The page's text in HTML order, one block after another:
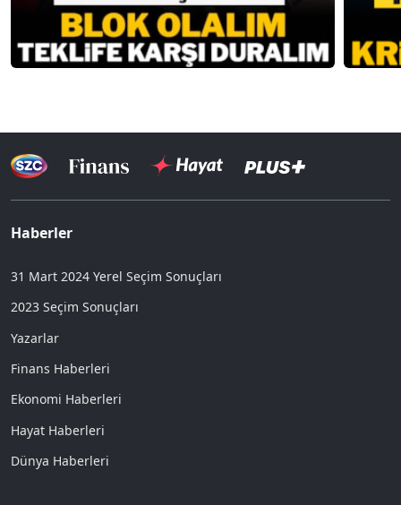
Haberler
31 Mart 2024 Yerel Seçim Sonuçları
2023 Seçim Sonuçları
Yazarlar
Finans Haberleri
Ekonomi Haberleri
Hayat Haberleri
Dünya Haberleri